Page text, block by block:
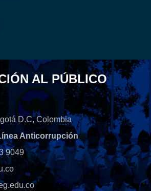
AL PÚBLICO
D.C, Colombia
Anticorrupción
9049